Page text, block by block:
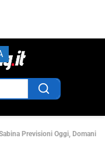
Previsioni Oggi, Domani